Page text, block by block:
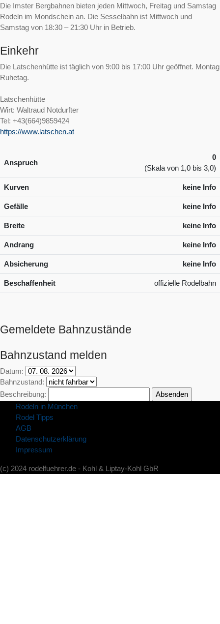
Die Imster Bergbahnen bieten jeden Mittwoch, Freitag und Samstag
Rodeln im Mondschein an. Die Sesselbahn ist Mittwoch und
Samstag von 18:30 – 21:30 Uhr in Betrieb.
Einkehr
Die Latschenhütte ist täglich von 9:00 bis 17:00 Uhr geöffnet. Montag
Ruhetag.
Latschenhütte
Wirt: Waltraud Notdurfter
Tel: +43(664)9859424
https://www.latschen.at
Anspruch
0
(Skala von 1,0 bis 3,0)
Kurven keine Info
Gefälle keine Info
Breite keine Info
Andrang keine Info
Absicherung keine Info
Beschaffenheit offizielle Rodelbahn
Gemeldete Bahnzustände
Bahnzustand melden
Datum:
Bahnzustand:
Beschreibung:
Rodeln in München
Rodel Tipps
AGB
Datenschutzerklärung
Impressum
(c) 2024 rodelfuehrer.de - Kohl & Liptay-Kohl GbR